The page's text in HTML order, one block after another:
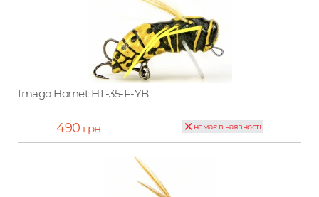
Imago Hornet HT-35-F-YB
490 грн немає в наявності